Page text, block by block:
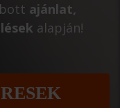
ajánlat,
alapján!